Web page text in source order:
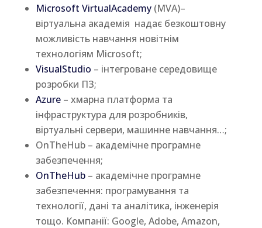
Microsoft VirtualAcademy(MVA)–
віртуальна академія надає безкоштовну
можливість навчання новітнім
технологіям Microsoft;
VisualStudio – інтегроване середовище
розробки ПЗ;
Azure– хмарна платформа та
інфраструктура для розробників,
віртуальні сервери, машинне навчання…;
OnTheHub – академічне програмне
забезпечення;
OnTheHub– академічне програмне
забезпечення: програмування та
технології, дані та аналітика, інженерія
тощо. Компанії: Google, Adobe, Amazon,